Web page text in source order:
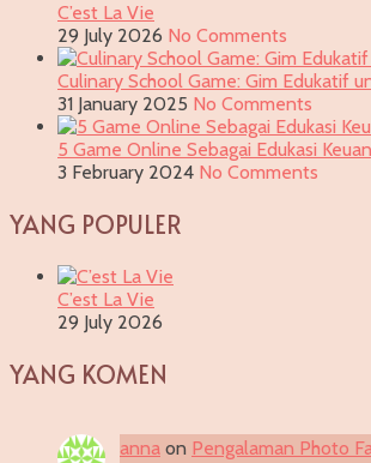
C’est La Vie
29 July 2026 No Comments
Culinary School Game: Gim Edukatif
31 January 2025 No Comments
5 Game Online Sebagai Edukasi
3 February 2024 No Comments
YANG POPULER
C’est La Vie
29 July 2026
YANG KOMEN
anna on Pengalaman Photo